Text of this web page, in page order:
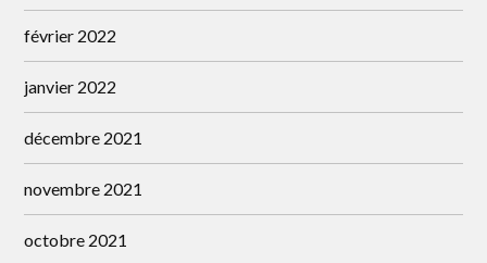
février 2022
janvier 2022
décembre 2021
novembre 2021
octobre 2021